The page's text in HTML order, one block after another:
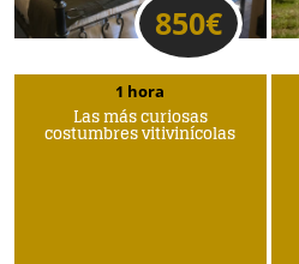
850€
1 hora
Las más curiosas
costumbres vitivinícolas